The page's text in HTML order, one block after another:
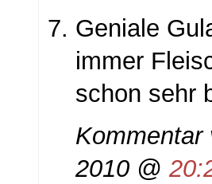
Geniale
immer
schon sehr
Kommentar
2010 @